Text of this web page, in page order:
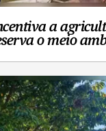
a
o meio